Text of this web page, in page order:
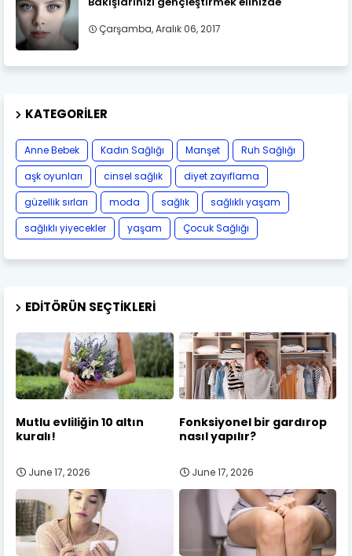
Çarşamba, Aralık 06, 2017
KATEGORILER
Anne Bebek Kadın Sağlığı Manşet
Ruh Sağlığı
aşk oyunları
cinsel sağlık
diyet zayıflama
güzellik sırları
moda sağlık
sağlıklı yaşam
sağlıklı yiyecekler
yaşam Çocuk Sağlığı
EDITÖRÜN SEÇTIKLERI
Mutlu evliliğin 10 altın
kuralı!
June 17, 2026
Fonksiyonel bir gardırop
nasıl yapılır?
June 17, 2026